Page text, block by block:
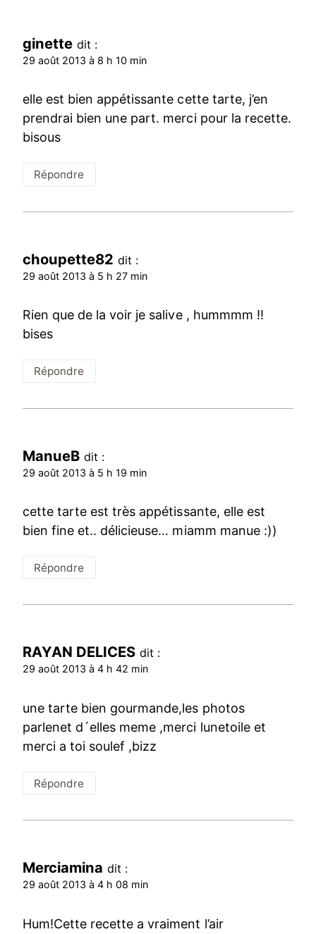
ginette dit :
29 août 2013 à 8 h 10 min
elle est bien appétissante cette tarte, j’en
prendrai bien une part. merci pour la recette.
bisous
Répondre
choupette82 dit :
29 août 2013 à 5 h 27 min
Rien que de la voir je salive , hummmm !!
bises
Répondre
ManueB dit :
29 août 2013 à 5 h 19 min
cette tarte est très appétissante, elle est
bien fine et.. délicieuse… miamm manue :))
Répondre
RAYAN DELICES dit :
29 août 2013 à 4 h 42 min
une tarte bien gourmande,les photos
parlenet d´elles meme ,merci lunetoile et
merci a toi soulef ,bizz
Répondre
Merciamina dit :
29 août 2013 à 4 h 08 min
Hum!Cette recette a vraiment l’air